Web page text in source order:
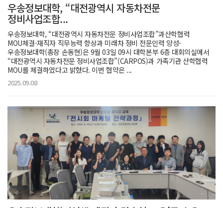
우송정보대학, “대전광역시 자동차전문
정비사업조합...
우송정보대학, “대전광역시 자동차전문 정비사업조합”과산학협력
MOU체결-재직자 직무능력 향상과 미래차 정비 전문인력 양성-
우송정보대학(총장 손동현)은 9월 03일 09시 대학본부 6층 대회의실에서
“대전광역시 자동차전문 정비사업조합”(CARPOS)과 가족기관 산학협력
MOU를 체결하였다고 밝혔다. 이번 협약은 ...
2025.09.08